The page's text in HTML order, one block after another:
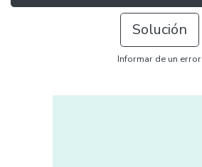
Solución
Informar de un error